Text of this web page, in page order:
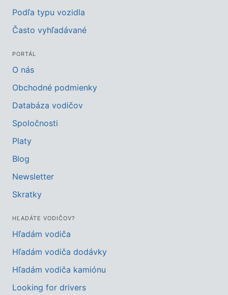
Podľa typu vozidla
Často vyhľadávané
PORTÁL
O nás
Obchodné podmienky
Databáza vodičov
Spoločnosti
Platy
Blog
Newsletter
Skratky
HĽADÁTE VODIČOV?
Hľadám vodiča
Hľadám vodiča dodávky
Hľadám vodiča kamiónu
Looking for drivers